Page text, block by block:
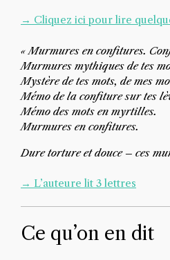
→ Cliquez ici pour lire
« Murmures en confitures.
Murmures mythiques de tes
Mystère de tes mots, de mes
Mémo de la confiture sur tes
Mémo des mots en myrtilles.
Murmures en confitures.
Dure torture et douce – ces
→ L’auteure lit 3 lettres
Ce qu’on en dit